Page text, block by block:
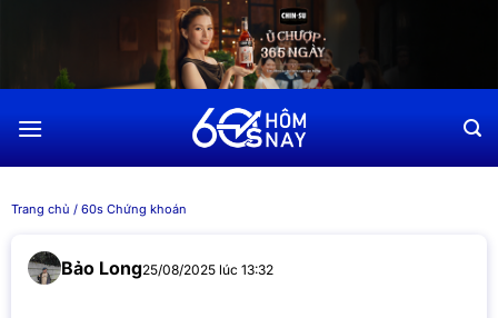
dung
Trang chủ / 60s Chứng khoán
Bảo Long25/08/2025 lúc 13:32